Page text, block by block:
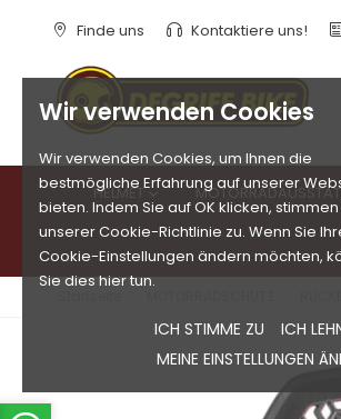
Wir verwenden Cookies
Wir verwenden Cookies, um Ihnen die
bestmögliche Erfahrung auf unserer
bieten. Indem Sie auf OK klicken, stimmen
unserer Cookie-Richtlinie zu. Wenn Sie
Cookie-Einstellungen ändern möchten,
Sie dies hier tun.
ICH STIMME ZU
ICH
MEINE EINSTELLUNGEN
Finde uns Kontaktiere uns!
HELMET